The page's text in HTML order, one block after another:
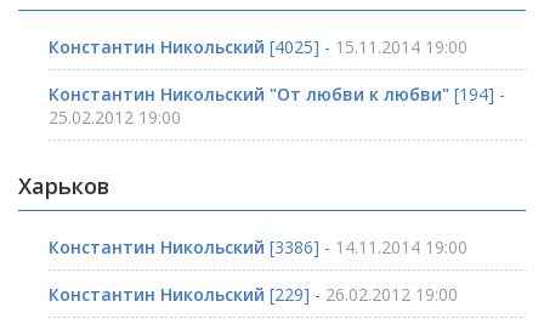
Константин Никольский [4025] - 15.11.2014 19:00
Константин Никольский "От любви к любви" [194] -
25.02.2012 19:00
Харьков
Константин Никольский [3386] - 14.11.2014 19:00
Константин Никольский [229] - 26.02.2012 19:00